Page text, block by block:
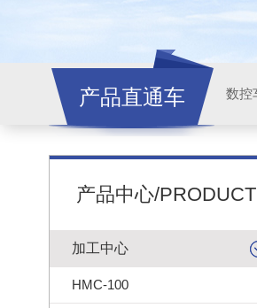
产品直通车
产品中心/PRODUCT
加工中心
HMC-100